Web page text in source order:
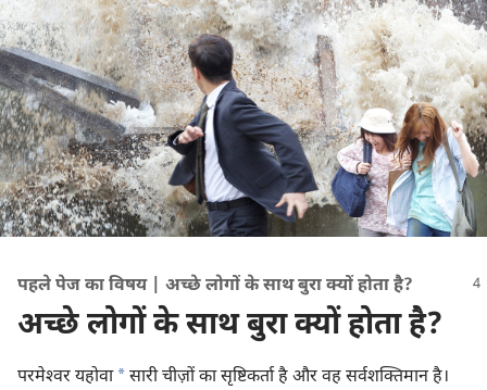
पहले पेज का विषय | अच्छे लोगों के साथ बुरा क्यों होता है?
अच्छे लोगों के साथ बुरा क्यों होता है?
परमेश्‍वर यहोवा aसारी चीज़ों का सृष्टिकर्ता है और वह सर्वशक्‍तिमान है।